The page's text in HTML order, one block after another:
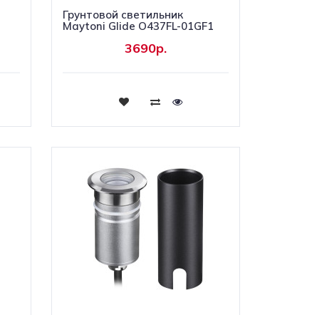
Грунтовой светильник
Maytoni Glide O437FL-01GF1
3690р.
Купить